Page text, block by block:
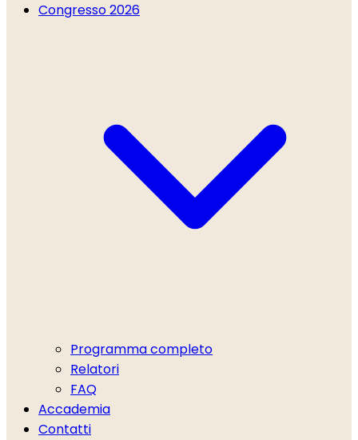
Congresso 2026
Programma completo
Relatori
FAQ
Accademia
Contatti